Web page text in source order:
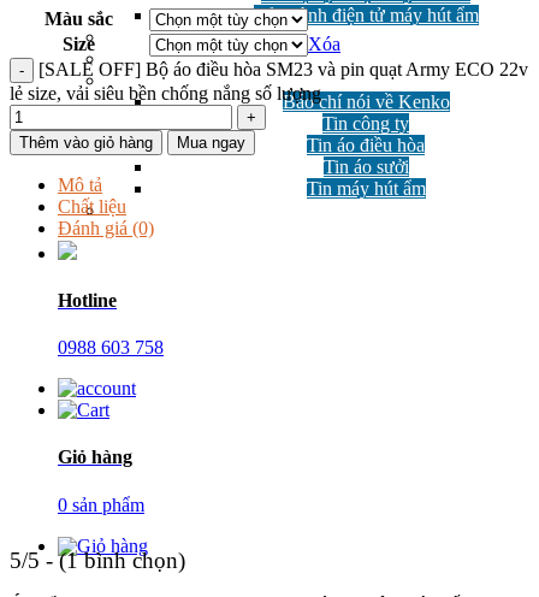
Bảo hành điện tử máy hút ẩm
GIẢM GIÁ
Công nghệ
Tin tức
Báo chí nói về Kenko
Tin công ty
Tin áo điều hòa
Tin áo sưởi
Tin máy hút ẩm
Hotline
0988 603 758
Giỏ hàng
0 sản phẩm
Màu sắc
Size
Xóa
[SALE OFF] Bộ áo điều hòa SM23 và pin quạt Army ECO 22v
lẻ size, vải siêu bền chống nắng số lượng
Thêm vào giỏ hàng Mua ngay
Mô tả
Chất liệu
Đánh giá (0)
5/5 - (1 bình chọn)